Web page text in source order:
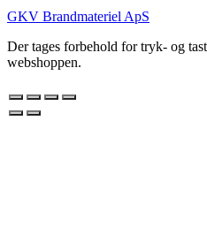
GKV Brandmateriel ApS
Der tages forbehold for tryk- og
webshoppen.